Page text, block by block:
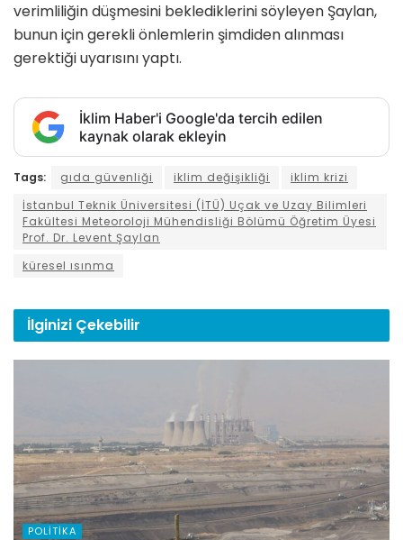
verimliliğin düşmesini beklediklerini söyleyen Şaylan,
bunun için gerekli önlemlerin şimdiden alınması
gerektiği uyarısını yaptı.
İklim Haber'i Google'da tercih edilen
kaynak olarak ekleyin
Tags: gıda güvenliği iklim değişikliği
iklim krizi
İstanbul Teknik Üniversitesi (İTÜ) Uçak ve Uzay Bilimleri
Fakültesi Meteoroloji Mühendisliği Bölümü Öğretim Üyesi
Prof. Dr. Levent Şaylan
küresel ısınma
İlginizi Çekebilir
POLITIKA